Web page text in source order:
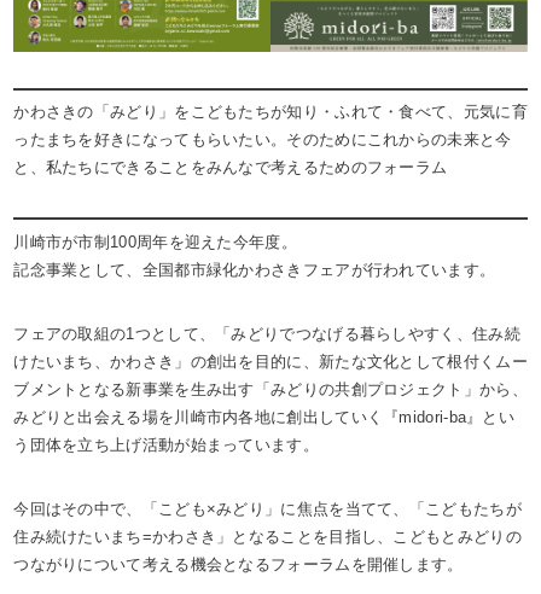
かわさきの「みどり」をこどもたちが知り・ふれて・食べて、元気に育
ったまちを好きになってもらいたい。そのためにこれからの未来と今
と、私たちにできることをみんなで考えるためのフォーラム
川崎市が市制100周年を迎えた今年度。
記念事業として、全国都市緑化かわさきフェアが行われています。
フェアの取組の1つとして、「みどりでつなげる暮らしやすく、住み続
けたいまち、かわさき」の創出を目的に、新たな文化として根付くムー
ブメントとなる新事業を生み出す「みどりの共創プロジェクト」から、
みどりと出会える場を川崎市内各地に創出していく『midori-ba』とい
う団体を立ち上げ活動が始まっています。
今回はその中で、「こども×みどり」に焦点を当てて、「こどもたちが
住み続けたいまち=かわさき」となることを目指し、こどもとみどりの
つながりについて考える機会となるフォーラムを開催します。